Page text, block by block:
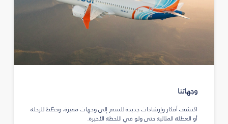
وجهاتنا
اكتشف أفكار وإرشادات جديدة للسفر إلى وجهات مميزة، وخطّط للرحلة
أو العطلة المثالية حتى ولو في اللحظة الأخيرة.